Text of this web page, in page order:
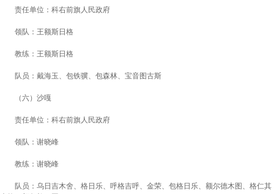
责任单位：科右前旗人民政府
领队：王额斯日格
教练：王额斯日格
队 员：戴海玉、包铁骥、包森林、宝音图古斯
（六）沙嘎
责任单位：科右前旗人民政府
领队：谢晓峰
教练：谢晓峰
队 员：乌日吉木舍、格日乐、呼格吉呼、金荣、包格日乐、额尔德木图、格仁其